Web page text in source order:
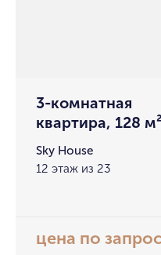
3-комнатная
квартира, 128 м²
Sky House
12 этаж из 23
цена по